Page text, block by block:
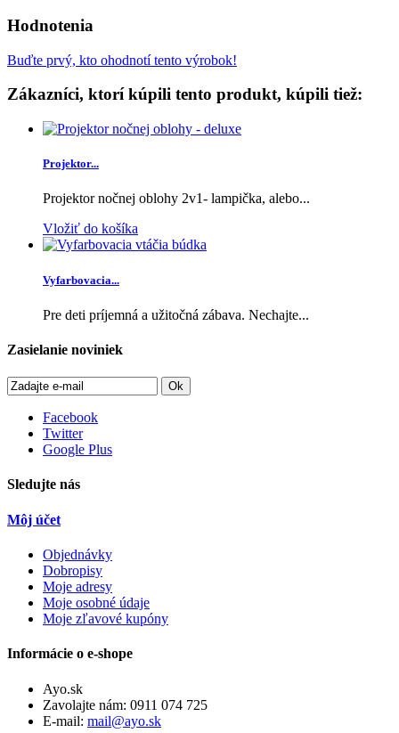
Hodnotenia
Buďte prvý, kto ohodnotí tento výrobok!
Zákazníci, ktorí kúpili tento produkt, kúpili tiež:
Projektor...
Projektor nočnej oblohy 2v1- lampička, alebo...
Vložiť do košíka
Vyfarbovacia...
Pre deti príjemná a užitočná zábava. Nechajte...
Zasielanie noviniek
Ok
Facebook
Twitter
Google Plus
Sledujte nás
Môj účet
Objednávky
Dobropisy
Moje adresy
Moje osobné údaje
Moje zľavové kupóny
Informácie o e-shope
Ayo.sk
Zavolajte nám: 0911 074 725
E-mail: mail@ayo.sk